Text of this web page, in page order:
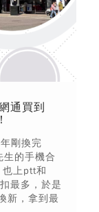
通買到
剛換完
的手機合
也上ptt和
最多，於是
新，拿到最